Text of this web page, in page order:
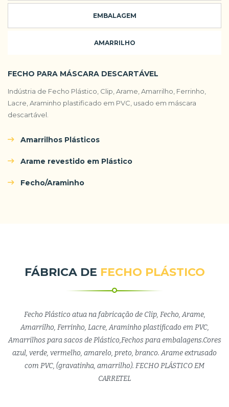
EMBALAGEM
AMARRILHO
FECHO PARA MÁSCARA DESCARTÁVEL
Indústria de Fecho Plástico, Clip, Arame, Amarrilho, Ferrinho,
Lacre, Araminho plastificado em PVC, usado em máscara
descartável.
Amarrilhos Plásticos
Arame revestido em Plástico
Fecho/Araminho
FÁBRICA DE FECHO PLÁSTICO
Fecho Plástico atua na fabricação de Clip, Fecho, Arame,
Amarrilho, Ferrinho, Lacre, Araminho plastificado em PVC,
Amarrilhos para sacos de Plástico,Fechos para embalagens.Cores
azul, verde, vermelho, amarelo, preto, branco. Arame extrusado
com PVC, (gravatinha, amarrilho). FECHO PLÁSTICO EM
CARRETEL